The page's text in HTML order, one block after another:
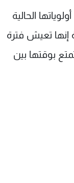
الحالية
إنها تعيش فترة
بوقتها بين